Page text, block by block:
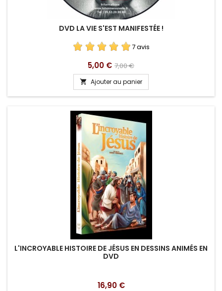
DVD LA VIE S'EST MANIFESTÉE !
7 avis
Prix
5,00 € Prix
de
base
7,00 €
 Ajouter au panier
L'INCROYABLE HISTOIRE DE JÉSUS EN DESSINS ANIMÉS EN
DVD
Prix
16,90 €